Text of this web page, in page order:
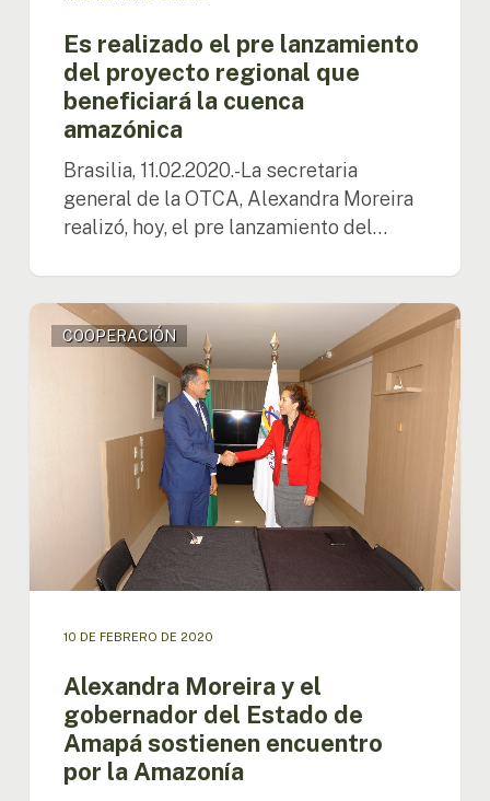
Es realizado el pre lanzamiento
del proyecto regional que
beneficiará la cuenca
amazónica
Brasilia, 11.02.2020.-La secretaria
general de la OTCA, Alexandra Moreira
realizó, hoy, el pre lanzamiento del…
Alexandra
Moreira
encuentro
COOPERACIÓN
10 DE FEBRERO DE 2020
Alexandra Moreira y el
gobernador del Estado de
Amapá sostienen encuentro
por la Amazonía